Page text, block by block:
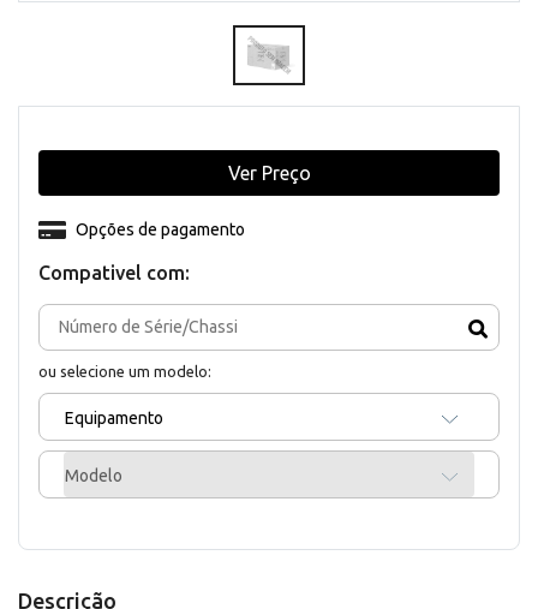
Compativel com:
ou selecione um modelo:
Equipamento
Modelo
Opções de pagamento
Ver Preço
Descrição